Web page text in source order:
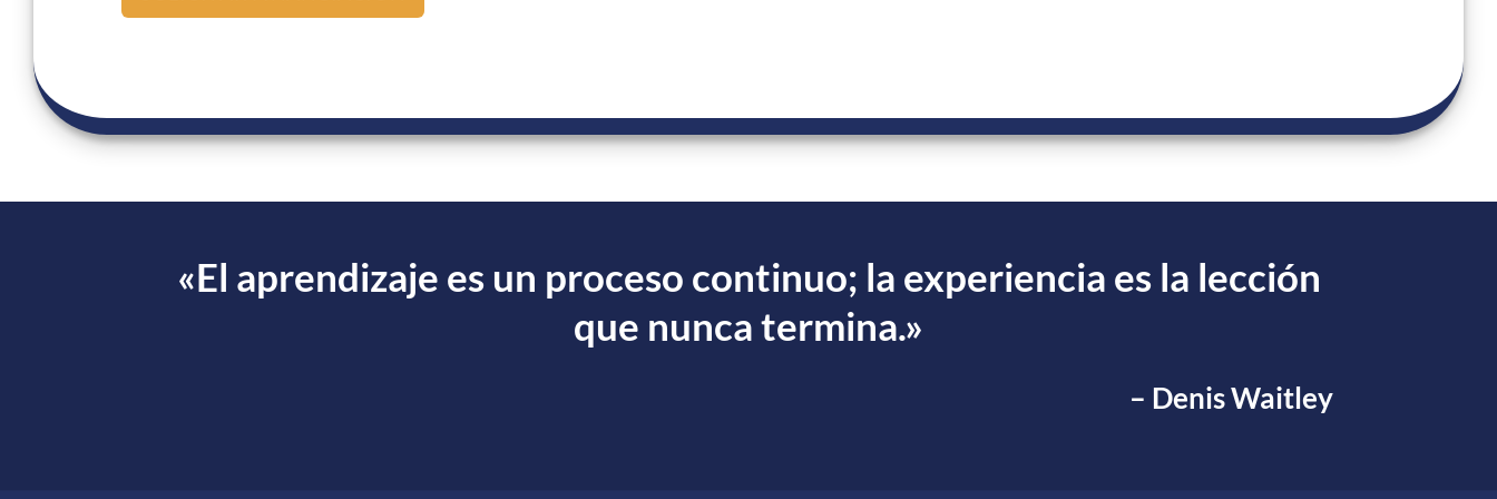
«El aprendizaje es un proceso continuo; la experiencia es la lección
que nunca termina.»
– Denis Waitley